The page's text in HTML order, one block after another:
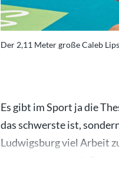
Der 2,11 Meter große Caleb
Es gibt im Sport ja die
das schwerste ist,
Ludwigsburg viel Arbeit